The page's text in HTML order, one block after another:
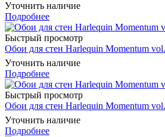
Уточнить наличие
Подробнее
Быстрый просмотр
Обои для стен Harlequin Momentum
Уточнить наличие
Подробнее
Быстрый просмотр
Обои для стен Harlequin Momentum
Уточнить наличие
Подробнее